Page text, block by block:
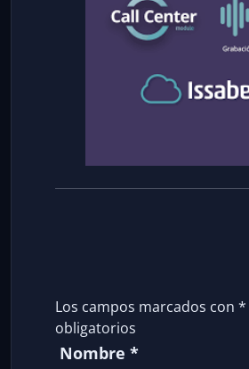
Los campos marcados con *
obligatorios
Nombre *